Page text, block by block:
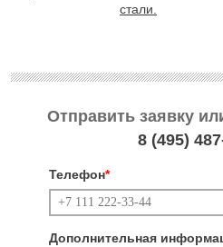
стали.
Отправить заявку
8 (495)
Телефон*
Дополнительная